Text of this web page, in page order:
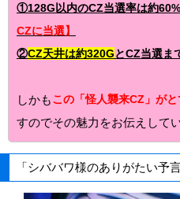
①128G以内のCZ当選率は約60%
CZに当選】
②CZ天井は約320GとCZ当選ま
しかもこの「怪人襲来CZ」が
すのでその魅力をお伝えして
「シババワ様のありがたい予